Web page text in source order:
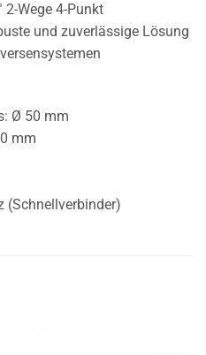
2-Wege 4-Punkt
und zuverlässige Lösung
Ø 50 mm
mm
(Schnellverbinder)